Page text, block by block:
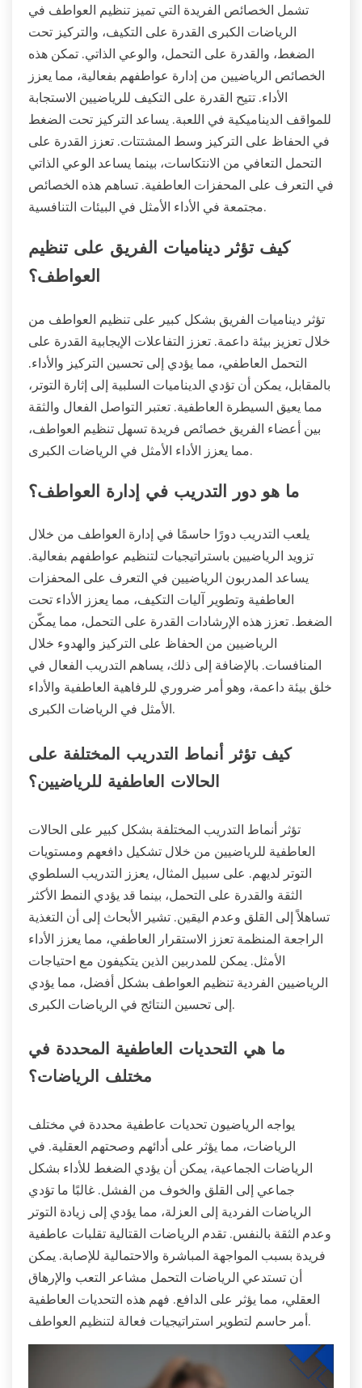
تشمل الخصائص الفريدة التي تميز تنظيم العواطف في
الرياضات الكبرى القدرة على التكيف، والتركيز تحت
الضغط، والقدرة على التحمل، والوعي الذاتي. تمكن هذه
الخصائص الرياضيين من إدارة عواطفهم بفعالية، مما يعزز
الأداء. تتيح القدرة على التكيف للرياضيين الاستجابة
للمواقف الديناميكية في اللعبة. يساعد التركيز تحت الضغط
في الحفاظ على التركيز وسط المشتتات. تعزز القدرة على
التحمل التعافي من الانتكاسات، بينما يساعد الوعي الذاتي
في التعرف على المحفزات العاطفية. تساهم هذه الخصائص
مجتمعة في الأداء الأمثل في البيئات التنافسية.
كيف تؤثر ديناميات الفريق على تنظيم
العواطف؟
تؤثر ديناميات الفريق بشكل كبير على تنظيم العواطف من
خلال تعزيز بيئة داعمة. تعزز التفاعلات الإيجابية القدرة على
التحمل العاطفي، مما يؤدي إلى تحسين التركيز والأداء.
بالمقابل، يمكن أن تؤدي الديناميات السلبية إلى إثارة التوتر،
مما يعيق السيطرة العاطفية. تعتبر التواصل الفعال والثقة
بين أعضاء الفريق خصائص فريدة تسهل تنظيم العواطف،
مما يعزز الأداء الأمثل في الرياضات الكبرى.
ما هو دور التدريب في إدارة العواطف؟
يلعب التدريب دورًا حاسمًا في إدارة العواطف من خلال
تزويد الرياضيين باستراتيجيات لتنظيم عواطفهم بفعالية.
يساعد المدربون الرياضيين في التعرف على المحفزات
العاطفية وتطوير آليات التكيف، مما يعزز الأداء تحت
الضغط. تعزز هذه الإرشادات القدرة على التحمل، مما يمكّن
الرياضيين من الحفاظ على التركيز والهدوء خلال
المنافسات. بالإضافة إلى ذلك، يساهم التدريب الفعال في
خلق بيئة داعمة، وهو أمر ضروري للرفاهية العاطفية والأداء
الأمثل في الرياضات الكبرى.
كيف تؤثر أنماط التدريب المختلفة على
الحالات العاطفية للرياضيين؟
تؤثر أنماط التدريب المختلفة بشكل كبير على الحالات
العاطفية للرياضيين من خلال تشكيل دافعهم ومستويات
التوتر لديهم. على سبيل المثال، يعزز التدريب السلطوي
الثقة والقدرة على التحمل، بينما قد يؤدي النمط الأكثر
تساهلاً إلى القلق وعدم اليقين. تشير الأبحاث إلى أن التغذية
الراجعة المنظمة تعزز الاستقرار العاطفي، مما يعزز الأداء
الأمثل. يمكن للمدربين الذين يتكيفون مع احتياجات
الرياضيين الفردية تنظيم العواطف بشكل أفضل، مما يؤدي
إلى تحسين النتائج في الرياضات الكبرى.
ما هي التحديات العاطفية المحددة في
مختلف الرياضات؟
يواجه الرياضيون تحديات عاطفية محددة في مختلف
الرياضات، مما يؤثر على أدائهم وصحتهم العقلية. في
الرياضات الجماعية، يمكن أن يؤدي الضغط للأداء بشكل
جماعي إلى القلق والخوف من الفشل. غالبًا ما تؤدي
الرياضات الفردية إلى العزلة، مما يؤدي إلى زيادة التوتر
وعدم الثقة بالنفس. تقدم الرياضات القتالية تقلبات عاطفية
فريدة بسبب المواجهة المباشرة والاحتمالية للإصابة. يمكن
أن تستدعي الرياضات التحمل مشاعر التعب والإرهاق
العقلي، مما يؤثر على الدافع. فهم هذه التحديات العاطفية
أمر حاسم لتطوير استراتيجيات فعالة لتنظيم العواطف.